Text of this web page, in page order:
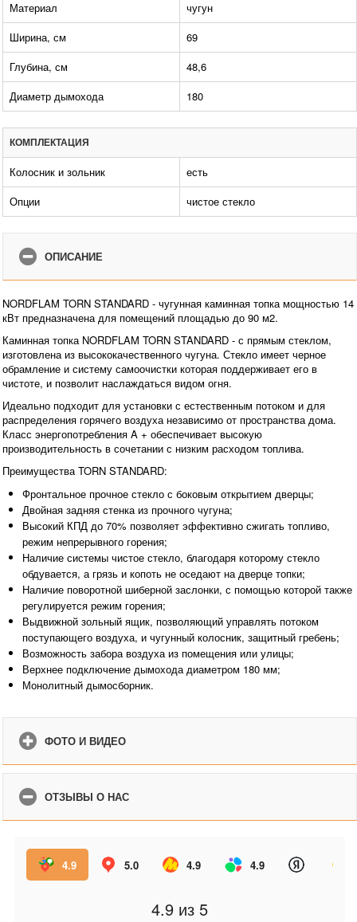
Материал
чугун
Ширина, см
69
Глубина, см
48,6
Диаметр дымохода
180
КОМПЛЕКТАЦИЯ
Колосник и зольник
есть
Опции
чистое стекло
ОПИСАНИЕ
NORDFLAM TORN STANDARD - чугунная каминная топка мощностью 14
кВт предназначена для помещений площадью до 90 м2.
Каминная топка NORDFLAM TORN STANDARD - с прямым стеклом,
изготовлена из высококачественного чугуна. Стекло имеет черное
обрамление и систему самоочистки которая поддерживает его в
чистоте, и позволит наслаждаться видом огня.
Идеально подходит для установки с естественным потоком и для
распределения горячего воздуха независимо от пространства дома.
Класс энергопотребления A + обеспечивает высокую
производительность в сочетании с низким расходом топлива.
Преимущества TORN STANDARD:
Фронтальное прочное стекло с боковым открытием дверцы;
Двойная задняя стенка из прочного чугуна;
Высокий КПД до 70% позволяет эффективно сжигать топливо,
режим непрерывного горения;
Наличие системы чистое стекло, благодаря которому стекло
обдувается, а грязь и копоть не оседают на дверце топки;
Наличие поворотной шиберной заслонки, с помощью которой также
регулируется режим горения;
Выдвижной зольный ящик, позволяющий управлять потоком
поступающего воздуха, и чугунный колосник, защитный гребень;
Возможность забора воздуха из помещения или улицы;
Верхнее подключение дымохода диаметром 180 мм;
Монолитный дымосборник.
ФОТО И ВИДЕО
ОТЗЫВЫ О НАС
4.9 5.0 4.9 4.9
4.9 из 5